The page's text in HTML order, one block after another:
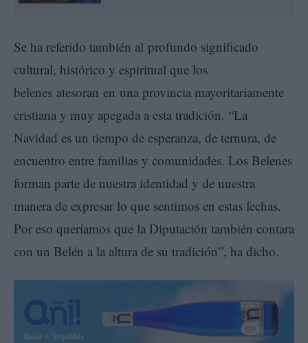
Se ha referido también al profundo significado
cultural, histórico y espiritual que los
belenes atesoran en una provincia mayoritariamente
cristiana y muy apegada a esta tradición. “La
Navidad es un tiempo de esperanza, de ternura, de
encuentro entre familias y comunidades. Los Belenes
forman parte de nuestra identidad y de nuestra
manera de expresar lo que sentimos en estas fechas.
Por eso queríamos que la Diputación también contara
con un Belén a la altura de su tradición”, ha dicho.